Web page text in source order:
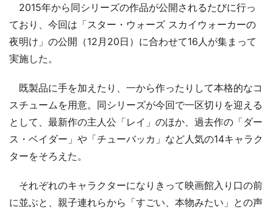
2015年から同シリーズの作品が公開されるたびに行っ
ており、今回は「スター・ウォーズ スカイウォーカーの
夜明け」の公開（12月20日）に合わせて16人が集まって
実施した。
既製品に手を加えたり、一から作ったりして本格的なコ
スチュームを用意。同シリーズが今回で一区切りを迎える
として、最新作の主人公「レイ」のほか、過去作の「ダー
ス・ベイダー」や「チューバッカ」など人気の14キャラク
ターをそろえた。
それぞれのキャラクターになりきって映画館入り口の前
に並ぶと、親子連れらから「すごい、本物みたい」との声